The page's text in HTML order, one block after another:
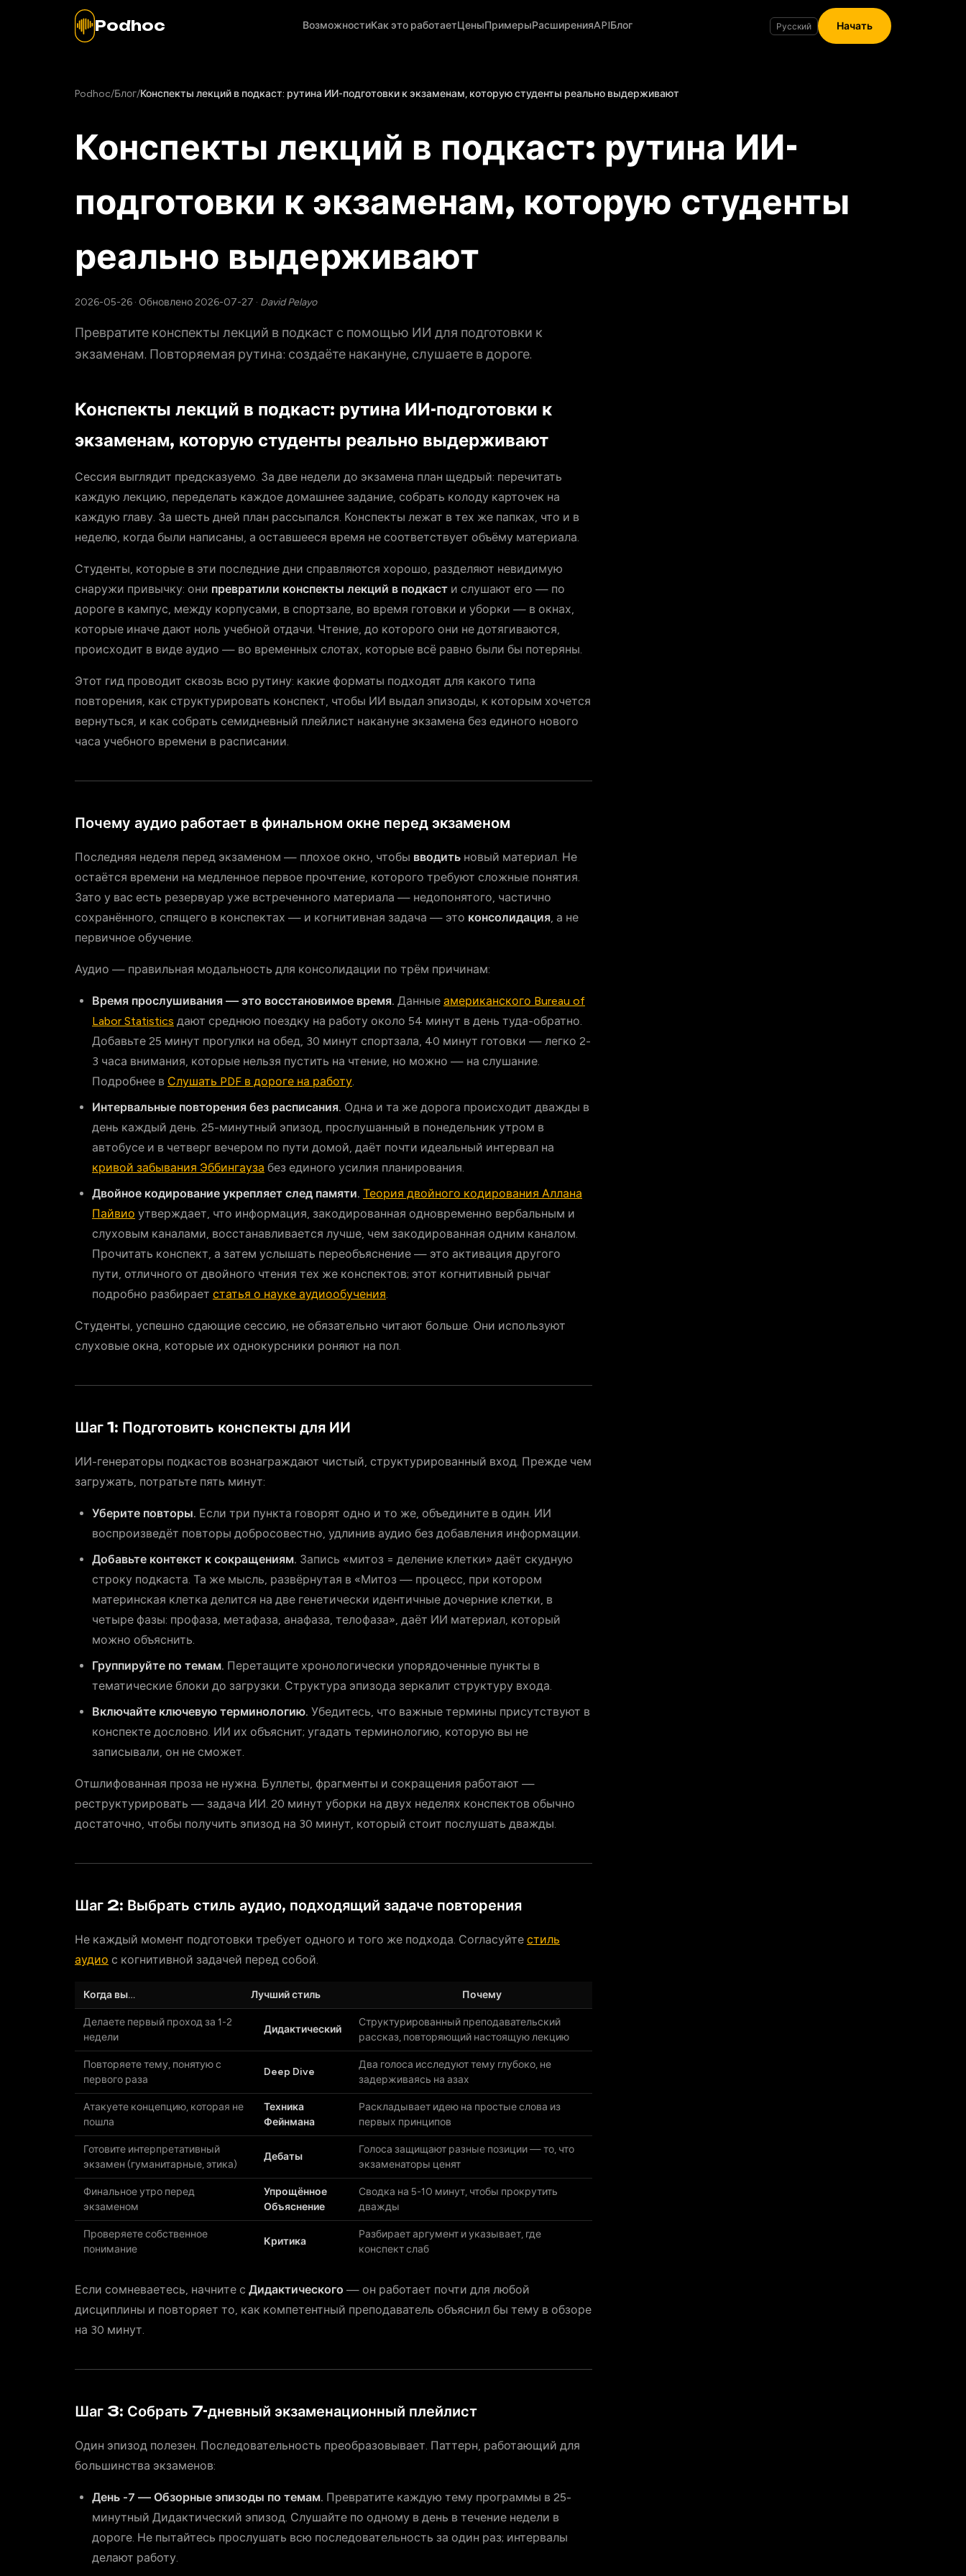
Podhoc ВозможностиКак это работаетЦеныПримерыРасширенияAPIБлог Начать
Podhoc/Блог/Конспекты лекций в подкаст: рутина ИИ-подготовки к экзаменам, которую студенты реально выдерживают
Конспекты лекций в подкаст: рутина ИИ-
подготовки к экзаменам, которую студенты
реально выдерживают
2026-05-26 · Обновлено 2026-07-27 · David Pelayo
Превратите конспекты лекций в подкаст с помощью ИИ для подготовки к
экзаменам. Повторяемая рутина: создаёте накануне, слушаете в дороге.
Конспекты лекций в подкаст: рутина ИИ-подготовки к
экзаменам, которую студенты реально выдерживают
Сессия выглядит предсказуемо. За две недели до экзамена план щедрый: перечитать
каждую лекцию, переделать каждое домашнее задание, собрать колоду карточек на
каждую главу. За шесть дней план рассыпался. Конспекты лежат в тех же папках, что и в
неделю, когда были написаны, а оставшееся время не соответствует объёму материала.
Студенты, которые в эти последние дни справляются хорошо, разделяют невидимую
снаружи привычку: они превратили конспекты лекций в подкаст и слушают его — по
дороге в кампус, между корпусами, в спортзале, во время готовки и уборки — в окнах,
которые иначе дают ноль учебной отдачи. Чтение, до которого они не дотягиваются,
происходит в виде аудио — во временных слотах, которые всё равно были бы потеряны.
Этот гид проводит сквозь всю рутину: какие форматы подходят для какого типа
повторения, как структурировать конспект, чтобы ИИ выдал эпизоды, к которым хочется
вернуться, и как собрать семидневный плейлист накануне экзамена без единого нового
часа учебного времени в расписании.
Почему аудио работает в финальном окне перед экзаменом
Последняя неделя перед экзаменом — плохое окно, чтобы вводить новый материал. Не
остаётся времени на медленное первое прочтение, которого требуют сложные понятия.
Зато у вас есть резервуар уже встреченного материала — недопонятого, частично
сохранённого, спящего в конспектах — и когнитивная задача — это консолидация, а не
первичное обучение.
Аудио — правильная модальность для консолидации по трём причинам:
Время прослушивания — это восстановимое время. Данные американского Bureau of
Labor Statistics дают среднюю поездку на работу около 54 минут в день туда-обратно.
Добавьте 25 минут прогулки на обед, 30 минут спортзала, 40 минут готовки — легко 2-
3 часа внимания, которые нельзя пустить на чтение, но можно — на слушание.
Подробнее в Слушать PDF в дороге на работу.
Интервальные повторения без расписания. Одна и та же дорога происходит дважды в
день каждый день. 25-минутный эпизод, прослушанный в понедельник утром в
автобусе и в четверг вечером по пути домой, даёт почти идеальный интервал на
кривой забывания Эббингауза без единого усилия планирования.
Двойное кодирование укрепляет след памяти. Теория двойного кодирования Аллана
Пайвио утверждает, что информация, закодированная одновременно вербальным и
слуховым каналами, восстанавливается лучше, чем закодированная одним каналом.
Прочитать конспект, а затем услышать переобъяснение — это активация другого
пути, отличного от двойного чтения тех же конспектов; этот когнитивный рычаг
подробно разбирает статья о науке аудиообучения.
Студенты, успешно сдающие сессию, не обязательно читают больше. Они используют
слуховые окна, которые их однокурсники роняют на пол.
Шаг 1: Подготовить конспекты для ИИ
ИИ-генераторы подкастов вознаграждают чистый, структурированный вход. Прежде чем
загружать, потратьте пять минут:
Уберите повторы. Если три пункта говорят одно и то же, объедините в один. ИИ
воспроизведёт повторы добросовестно, удлинив аудио без добавления информации.
Добавьте контекст к сокращениям. Запись «митоз = деление клетки» даёт скудную
строку подкаста. Та же мысль, развёрнутая в «Митоз — процесс, при котором
материнская клетка делится на две генетически идентичные дочерние клетки, в
четыре фазы: профаза, метафаза, анафаза, телофаза», даёт ИИ материал, который
можно объяснить.
Группируйте по темам. Перетащите хронологически упорядоченные пункты в
тематические блоки до загрузки. Структура эпизода зеркалит структуру входа.
Включайте ключевую терминологию. Убедитесь, что важные термины присутствуют в
конспекте дословно. ИИ их объяснит; угадать терминологию, которую вы не
записывали, он не сможет.
Отшлифованная проза не нужна. Буллеты, фрагменты и сокращения работают —
реструктурировать — задача ИИ. 20 минут уборки на двух неделях конспектов обычно
достаточно, чтобы получить эпизод на 30 минут, который стоит послушать дважды.
Шаг 2: Выбрать стиль аудио, подходящий задаче повторения
Не каждый момент подготовки требует одного и того же подхода. Согласуйте стиль
аудио с когнитивной задачей перед собой.
Когда вы… Лучший стиль Почему
Делаете первый проход за 1-2
недели
Дидактический
Структурированный преподавательский
рассказ, повторяющий настоящую лекцию
Повторяете тему, понятую с
первого раза
Deep Dive
Два голоса исследуют тему глубоко, не
задерживаясь на азах
Атакуете концепцию, которая не
пошла
Техника
Фейнмана
Раскладывает идею на простые слова из
первых принципов
Готовите интерпретативный
экзамен (гуманитарные, этика)
Дебаты
Голоса защищают разные позиции — то, что
экзаменаторы ценят
Финальное утро перед
экзаменом
Упрощённое
Объяснение
Сводка на 5-10 минут, чтобы прокрутить
дважды
Проверяете собственное
понимание
Критика
Разбирает аргумент и указывает, где
конспект слаб
Если сомневаетесь, начните с Дидактического — он работает почти для любой
дисциплины и повторяет то, как компетентный преподаватель объяснил бы тему в обзоре
на 30 минут.
Шаг 3: Собрать 7-дневный экзаменационный плейлист
Один эпизод полезен. Последовательность преобразовывает. Паттерн, работающий для
большинства экзаменов:
День -7 — Обзорные эпизоды по темам. Превратите каждую тему программы в 25-
минутный Дидактический эпизод. Слушайте по одному в день в течение недели в
дороге. Не пытайтесь прослушать всю последовательность за один раз; интервалы
делают работу.